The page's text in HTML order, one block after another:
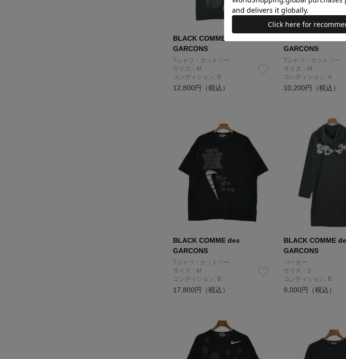
BLACK COMME des
GARCONS
Tシャツ・カットソー
サイズ：M
コンディション: B
12,800円（税込）
GARCONS
Tシャツ・カットソー
サイズ：M
コンディション: A
10,200円（税込）
BLACK COMME des
GARCONS
Tシャツ・カットソー
サイズ：M
コンディション: B
17,800円（税込）
BLACK COMME
GARCONS
パーカー
サイズ：S
コンディション: B
9,000円（税込）